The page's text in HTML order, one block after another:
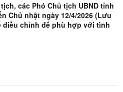
các Phó Chủ tịch UBND tỉnh
Chủ nhật ngày 12/4/2026 (Lưu
chỉnh để phù hợp với tình